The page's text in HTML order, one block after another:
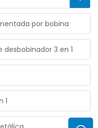
por bobina
3 en 1
1